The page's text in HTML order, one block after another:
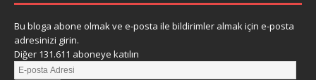
Bu bloga abone olmak ve e-posta ile bildirimler almak için e-posta
adresinizi girin.
Diğer 131.611 aboneye katılın